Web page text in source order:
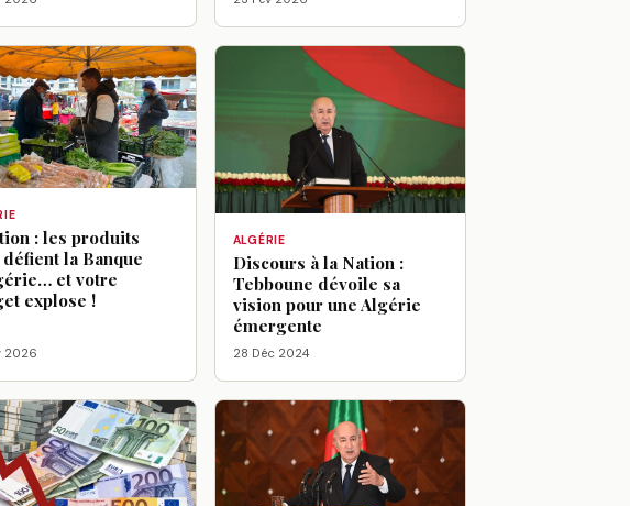
: les produits
la Banque
et votre
explose !
2026
ALGÉRIE
Discours à la Nation :
Tebboune dévoile sa
vision pour une Algérie
émergente
28 Déc 2024